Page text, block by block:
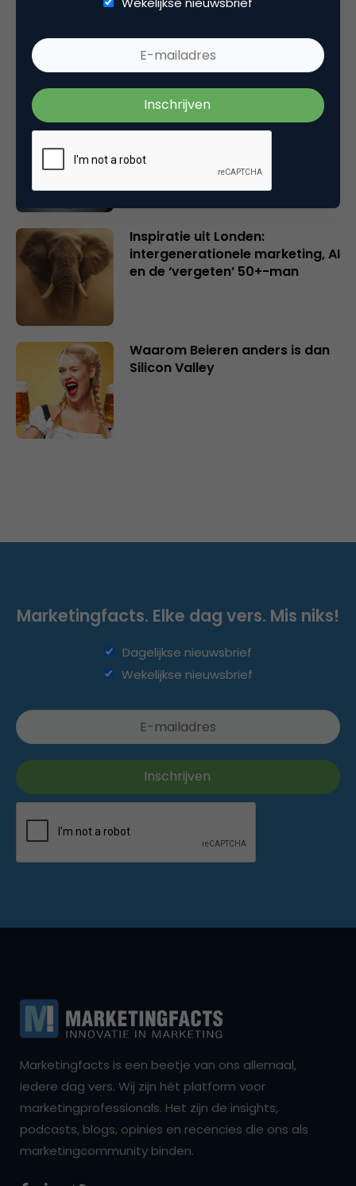
Rebel with or without a cause?
Creatieve sector als aanjager
verbinder van industrieën
belangrijker en urgenter dan
ooit
Inspiratie uit Londen:
intergenerationele marketing, AI
en de ‘vergeten’ 50+-man
Waarom Beieren anders is dan
Silicon Valley
Marketingfacts. Elke dag vers. Mis niks!
Dagelijkse nieuwsbrief
Wekelijkse nieuwsbrief
Marketingfacts is een beetje van ons allemaal,
iedere dag vers. Wij zijn hét platform voor
marketingprofessionals. Het zijn de insights,
podcasts, blogs, opinies en recencies die ons als
marketingcommunity binden.